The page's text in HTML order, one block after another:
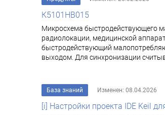
К5101НВ015
Микросхема быстродействующего
радиолокации, медицинской
быстродействующий
выходом. Для синхронизации
База знаний Изменен: 08.04.2026
[i] Настройки проекта IDE Keil